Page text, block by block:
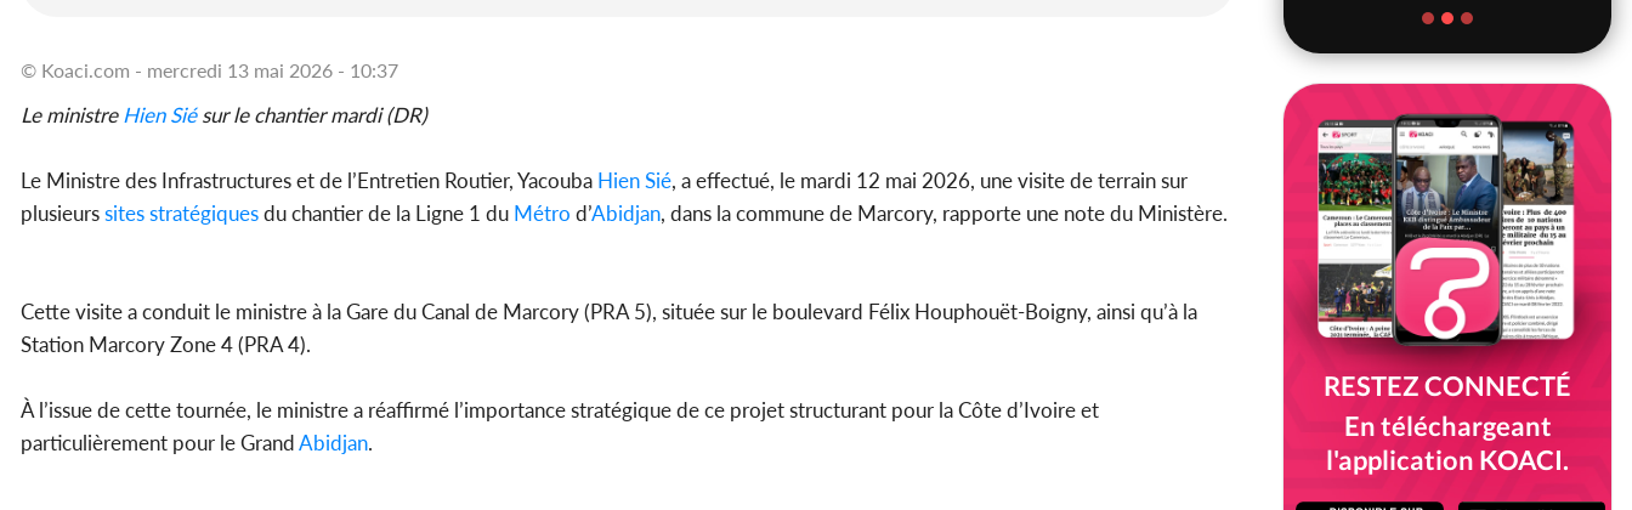
© Koaci.com - mercredi 13 mai 2026 - 10:37
Le ministreHien Siésur le chantier mardi (DR)
Le Ministre des Infrastructures et de l’Entretien Routier, Yacouba Hien Sié, a effectué, le mardi 12 mai 2026, une visite de terrain sur
plusieurssitesstratégiquesdu chantier de la Ligne 1 du Métro d’Abidjan, dans la commune de Marcory, rapporte une note du Ministère.
Cette visite a conduit le ministre à la Gare du Canal de Marcory (PRA 5), située sur le boulevard Félix Houphouët-Boigny, ainsi qu’à la
Station Marcory Zone 4 (PRA 4).
À l’issue de cette tournée, le ministre a réaffirmé l’importance stratégique de ce projet structurant pour la Côte d’Ivoire et
particulièrement pour le GrandAbidjan.
RESTEZ CONNECTÉ
En téléchargeant
l'application KOACI.